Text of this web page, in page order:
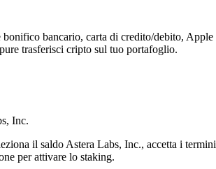
bancario, carta di credito/debito, Apple
trasferisci cripto sul tuo portafoglio.
Inc.
il saldo Astera Labs, Inc., accetta i termini
per attivare lo staking.